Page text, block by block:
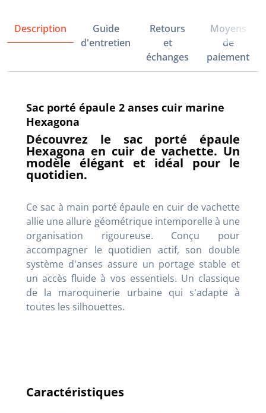
Description
Guide
d'entretien
Retours
et
échanges
Moyens
de
paiement
Sac porté épaule 2 anses cuir marine
Hexagona
Découvrez le sac porté épaule
Hexagona en cuir de vachette. Un
modèle élégant et idéal pour le
quotidien.
Ce sac à main porté épaule en cuir de vachette
allie une allure géométrique intemporelle à une
organisation rigoureuse. Conçu pour
accompagner le quotidien actif, son double
système d'anses assure un portage stable et
un accès fluide à vos essentiels. Un classique
de la maroquinerie urbaine qui s'adapte à
toutes les silhouettes.
Caractéristiques